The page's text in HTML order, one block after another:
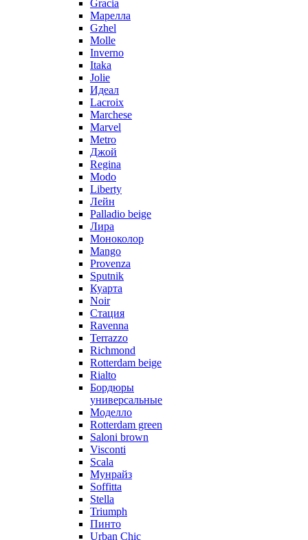
Gracia
Марелла
Gzhel
Molle
Inverno
Itaka
Jolie
Идеал
Lacroix
Marchese
Marvel
Metro
Джой
Regina
Modo
Liberty
Лейн
Palladio beige
Лира
Моноколор
Mango
Provenza
Sputnik
Куарта
Noir
Стация
Ravenna
Terrazzo
Richmond
Rotterdam beige
Rialto
Бордюры
универсальные
Моделло
Rotterdam green
Saloni brown
Visconti
Scala
Мунрайз
Soffitta
Stella
Triumph
Пинто
Urban Chic